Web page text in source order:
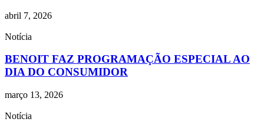
abril 7, 2026
Notícia
BENOIT FAZ PROGRAMAÇÃO ESPECIAL AO
DIA DO CONSUMIDOR
março 13, 2026
Notícia